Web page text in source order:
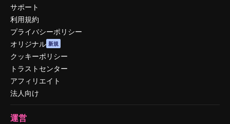
サポート
利用規約
プライバシーポリシー
オリジナル 新規
クッキーポリシー
トラストセンター
アフィリエイト
法人向け
運営